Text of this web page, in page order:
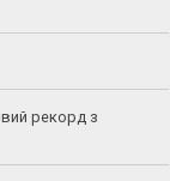
рекорд з